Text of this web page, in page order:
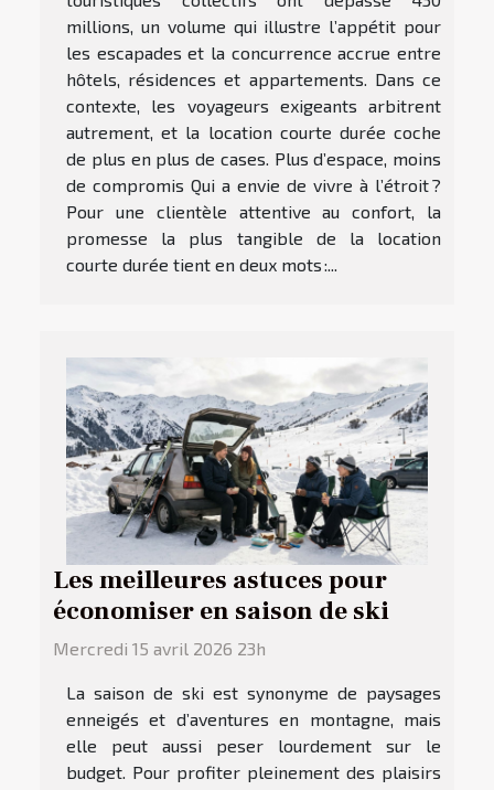
millions, un volume qui illustre l’appétit pour
les escapades et la concurrence accrue entre
hôtels, résidences et appartements. Dans ce
contexte, les voyageurs exigeants arbitrent
autrement, et la location courte durée coche
de plus en plus de cases. Plus d’espace, moins
de compromis Qui a envie de vivre à l’étroit ?
Pour une clientèle attentive au confort, la
promesse la plus tangible de la location
courte durée tient en deux mots :...
Les meilleures astuces pour
économiser en saison de ski
Mercredi 15 avril 2026 23h
La saison de ski est synonyme de paysages
enneigés et d’aventures en montagne, mais
elle peut aussi peser lourdement sur le
budget. Pour profiter pleinement des plaisirs